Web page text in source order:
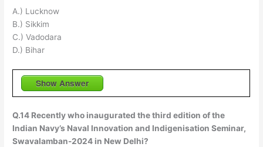
A.) Lucknow
B.) Sikkim
C.) Vadodara
D.) Bihar
Show Answer
Q.14 Recently who inaugurated the third edition of the
Indian Navy’s Naval Innovation and Indigenisation Seminar,
Swavalamban-2024 in New Delhi?